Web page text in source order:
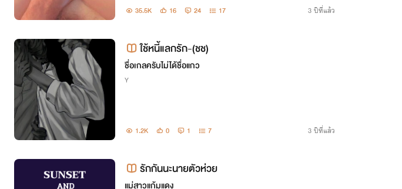
35.5K 16 24 17 3 ปีที่แล้ว
ใช้หนี้แลกรัก-(ชช)
ชื่อเกลครับไม่ได้ชื่อแกว
Y
1.2K 0 1 7 3 ปีที่แล้ว
รักกันนะนายตัวห่วย
แม่สาวแก้มแดง